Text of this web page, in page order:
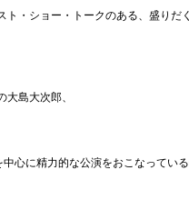
・ショー・トークのある、盛りだ
島大次郎、
心に精力的な公演をおこなってい